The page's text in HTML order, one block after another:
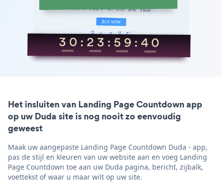
Het insluiten van Landing Page Countdown app
op uw Duda site is nog nooit zo eenvoudig
geweest
Maak uw aangepaste Landing Page Countdown Duda - app,
pas de stijl en kleuren van uw website aan en voeg Landing
Page Countdown toe aan uw Duda pagina, bericht, zijbalk,
voettekst of waar u maar wilt op uw site.